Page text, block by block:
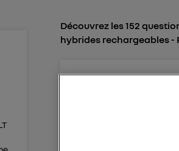
Découvrez les 152
hybrides rechargeables -
jano
Durée d autonomie
Bonjour, j'ai une